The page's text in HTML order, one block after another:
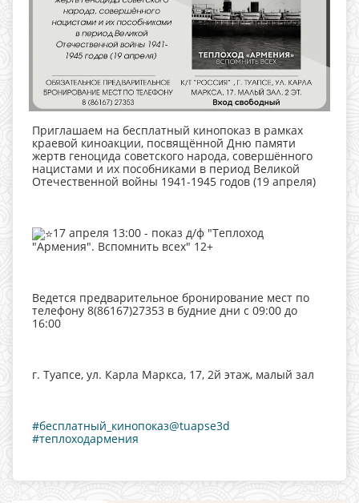
Приглашаем на бесплатный кинопоказ в рамках
краевой киноакции, посвящённой Дню памяти
жертв геноцида советского народа, совершённого
нацистами и их пособниками в период Великой
Отечественной войны 1941-1945 годов (19 апреля)
17 апреля 13:00 - показ д/ф "Теплоход
"Армения". Вспомнить всех" 12+
Ведется предварительное бронирование мест по
телефону 8(86167)27353 в будние дни с 09:00 до
16:00
г. Туапсе, ул. Карла Маркса, 17, 2й этаж, малый зал
#бесплатный_кинопоказ@tuapse3d
#теплоходармения